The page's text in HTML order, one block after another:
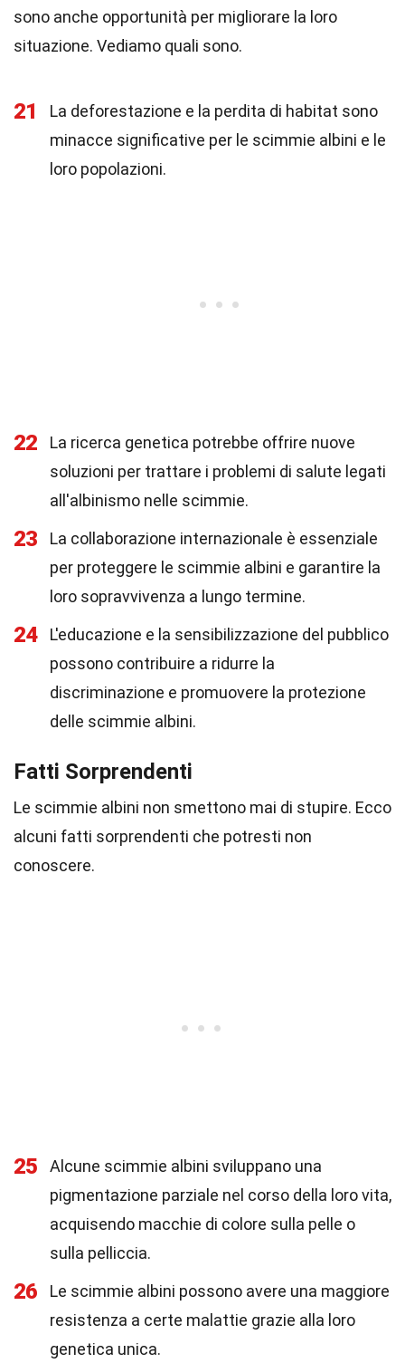
sono anche opportunità per migliorare la loro
situazione. Vediamo quali sono.
21
La deforestazione e la perdita di habitat sono
minacce significative per le scimmie albini e le
loro popolazioni.
22
La ricerca genetica potrebbe offrire nuove
soluzioni per trattare i problemi di salute legati
all'albinismo nelle scimmie.
23
La collaborazione internazionale è essenziale
per proteggere le scimmie albini e garantire la
loro sopravvivenza a lungo termine.
24
L'educazione e la sensibilizzazione del pubblico
possono contribuire a ridurre la
discriminazione e promuovere la protezione
delle scimmie albini.
Fatti Sorprendenti
Le scimmie albini non smettono mai di stupire. Ecco
alcuni fatti sorprendenti che potresti non
conoscere.
25
Alcune scimmie albini sviluppano una
pigmentazione parziale nel corso della loro vita,
acquisendo macchie di colore sulla pelle o
sulla pelliccia.
26
Le scimmie albini possono avere una maggiore
resistenza a certe malattie grazie alla loro
genetica unica.